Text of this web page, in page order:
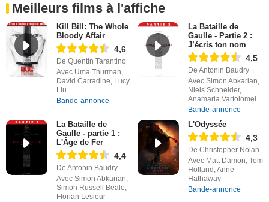
Meilleurs films à l'affiche
Kill Bill: The Whole
Bloody Affair
4,6
De Quentin Tarantino
Avec Uma Thurman,
David Carradine, Lucy
Liu
Bande-annonce
La Bataille de
Gaulle - Partie 2 :
J’écris ton nom
4,5
De Antonin Baudry
Avec Simon Abkarian,
Niels Schneider,
Anamaria Vartolomei
Bande-annonce
La Bataille de
Gaulle - partie 1 :
L'Âge de Fer
4,4
De Antonin Baudry
Avec Simon Abkarian,
Simon Russell Beale,
Florian Lesieur
L'Odyssée
4,3
De Christopher Nolan
Avec Matt Damon, Tom
Holland, Anne
Hathaway
Bande-annonce